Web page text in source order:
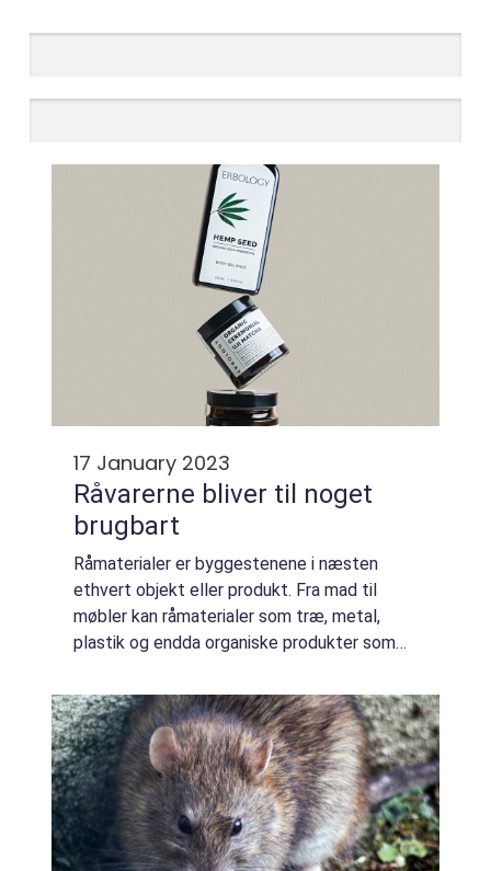
17 January 2023
Råvarerne bliver til noget
brugbart
Råmaterialer er byggestenene i næsten
ethvert objekt eller produkt. Fra mad til
møbler kan råmaterialer som træ, metal,
plastik og endda organiske produkter som
en lang række forskellige ting. For at
forvan...